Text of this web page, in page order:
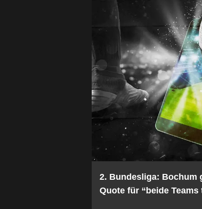
2. Bundesliga: Bochum
Quote für “beide Teams